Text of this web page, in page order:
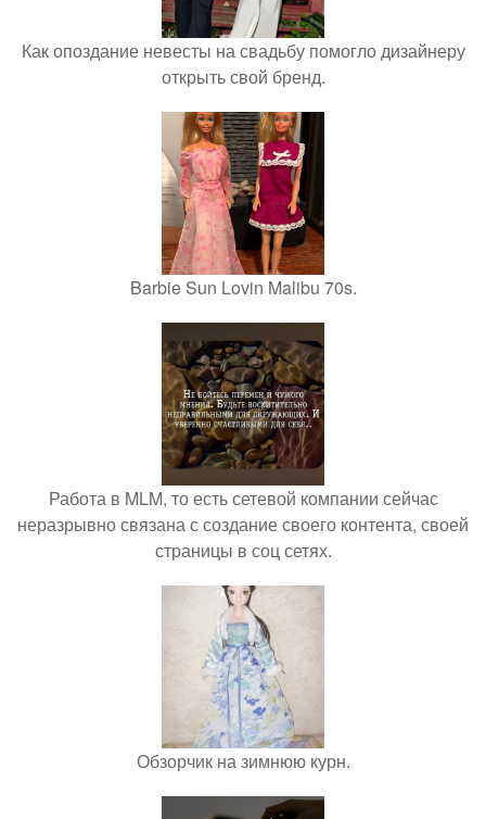
Как опоздание невесты на свадьбу помогло дизайнеру
открыть свой бренд.
Barbie Sun Lovin Malibu 70s.
Работа в MLM, то есть сетевой компании сейчас
неразрывно связана с создание своего контента, своей
страницы в соц сетях.
Обзорчик на зимнюю курн.